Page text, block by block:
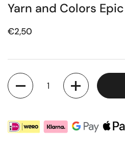
Yarn and Colors
Prijs:
€2,50
Aantal